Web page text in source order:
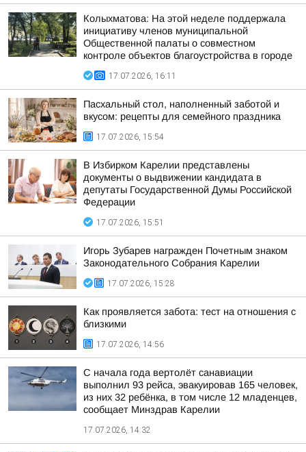
Колыхматова: На этой неделе поддержала
инициативу членов муниципальной
Общественной палаты о совместном
контроле объектов благоустройства в городе
17.07.2026, 16:11
Пасхальный стол, наполненный заботой и
вкусом: рецепты для семейного праздника
17.07.2026, 15:54
В Избирком Карелии представлены
документы о выдвижении кандидата в
депутаты Государственной Думы Российской
Федерации
17.07.2026, 15:51
Игорь Зубарев награжден Почетным знаком
Законодательного Собрания Карелии
17.07.2026, 15:28
Как проявляется забота: тест на отношения с
близкими
17.07.2026, 14:56
С начала года вертолёт санавиации
выполнил 93 рейса, эвакуировав 165 человек,
из них 32 ребёнка, в том числе 12 младенцев,
сообщает Минздрав Карелии
17.07.2026, 14:32